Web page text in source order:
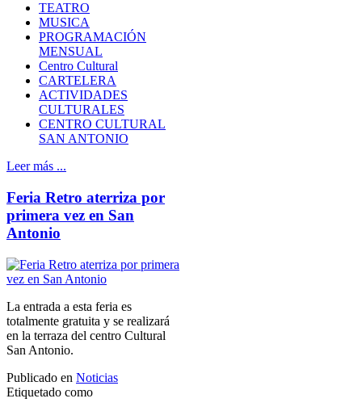
TEATRO
MUSICA
PROGRAMACIÓN
MENSUAL
Centro Cultural
CARTELERA
ACTIVIDADES
CULTURALES
CENTRO CULTURAL
SAN ANTONIO
Leer más ...
Feria Retro aterriza por
primera vez en San
Antonio
La entrada a esta feria es
totalmente gratuita y se realizará
en la terraza del centro Cultural
San Antonio.
Publicado en Noticias
Etiquetado como